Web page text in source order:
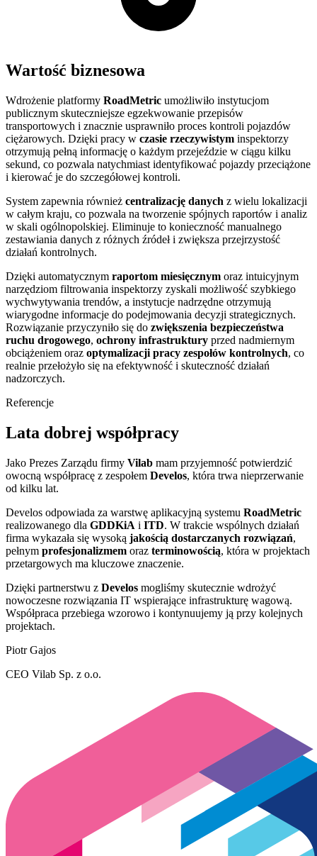
Wartość biznesowa
Wdrożenie platformy RoadMetric umożliwiło instytucjom
publicznym skuteczniejsze egzekwowanie przepisów
transportowych i znacznie usprawniło proces kontroli pojazdów
ciężarowych. Dzięki pracy w czasie rzeczywistym inspektorzy
otrzymują pełną informację o każdym przejeździe w ciągu kilku
sekund, co pozwala natychmiast identyfikować pojazdy przeciążone
i kierować je do szczegółowej kontroli.
System zapewnia również centralizację danych z wielu lokalizacji
w całym kraju, co pozwala na tworzenie spójnych raportów i analiz
w skali ogólnopolskiej. Eliminuje to konieczność manualnego
zestawiania danych z różnych źródeł i zwiększa przejrzystość
działań kontrolnych.
Dzięki automatycznym raportom miesięcznym oraz intuicyjnym
narzędziom filtrowania inspektorzy zyskali możliwość szybkiego
wychwytywania trendów, a instytucje nadrzędne otrzymują
wiarygodne informacje do podejmowania decyzji strategicznych.
Rozwiązanie przyczyniło się do zwiększenia bezpieczeństwa
ruchu drogowego, ochrony infrastruktury przed nadmiernym
obciążeniem oraz optymalizacji pracy zespołów kontrolnych, co
realnie przełożyło się na efektywność i skuteczność działań
nadzorczych.
Referencje
Lata dobrej współpracy
Jako Prezes Zarządu firmy Vilab mam przyjemność potwierdzić
owocną współpracę z zespołem Develos, która trwa nieprzerwanie
od kilku lat.
Develos odpowiada za warstwę aplikacyjną systemu RoadMetric
realizowanego dla GDDKiA i ITD. W trakcie wspólnych działań
firma wykazała się wysoką jakością dostarczanych rozwiązań,
pełnym profesjonalizmem oraz terminowością, która w projektach
przetargowych ma kluczowe znaczenie.
Dzięki partnerstwu z Develos mogliśmy skutecznie wdrożyć
nowoczesne rozwiązania IT wspierające infrastrukturę wagową.
Współpraca przebiega wzorowo i kontynuujemy ją przy kolejnych
projektach.
Piotr Gajos
CEO Vilab Sp. z o.o.